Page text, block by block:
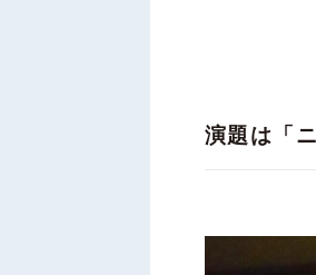
演題は「